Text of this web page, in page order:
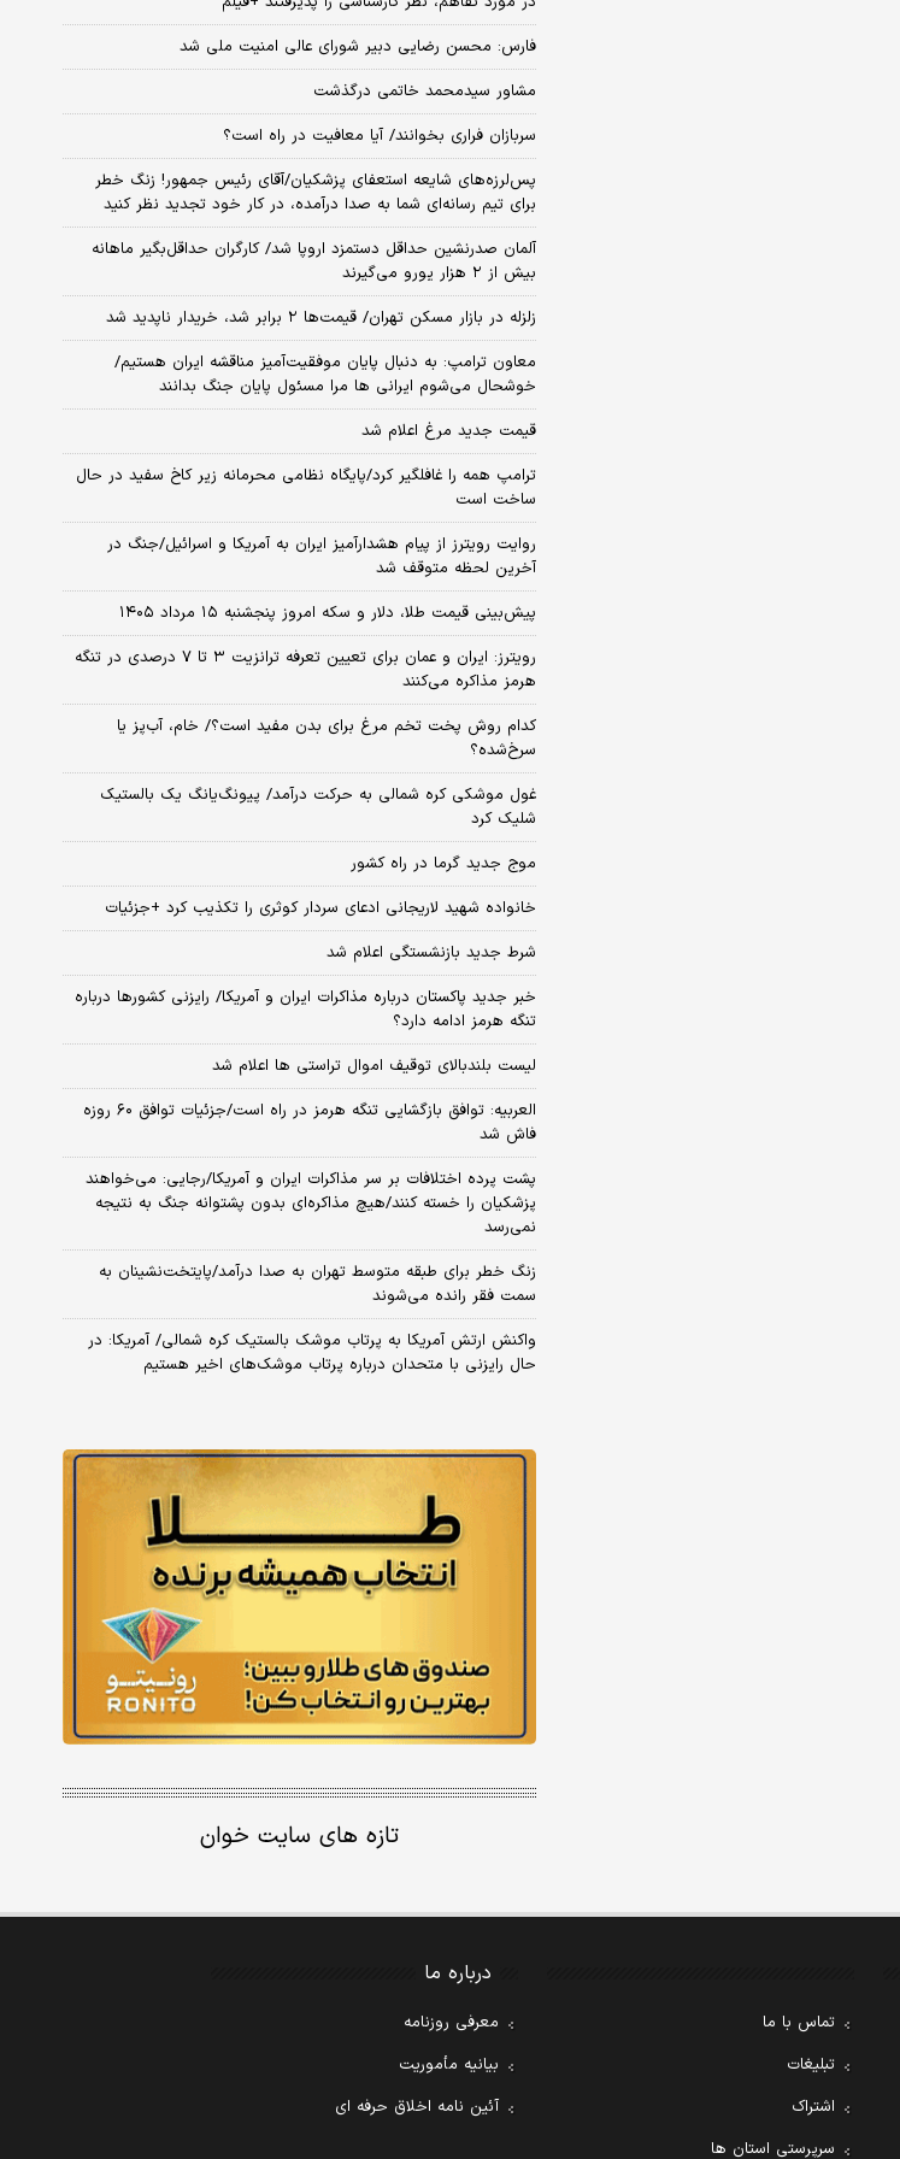
فارس: محسن رضایی دبیر شورای عالی امنیت ملی شد
مشاور سیدمحمد خاتمی درگذشت
سربازان فراری بخوانند/ آیا معافیت در راه است؟
پس‌لرزه‌های شایعه استعفای پزشکیان/آقای رئیس جمهور! زنگ خطر
برای تیم رسانه‌ای شما به صدا درآمده، در کار خود تجدید نظر کنید
آلمان صدرنشین حداقل دستمزد اروپا شد/ کارگران حداقل‌بگیر ماهانه
بیش از ۲ هزار یورو می‌گیرند
زلزله در بازار مسکن تهران/ قیمت‌ها ۲ برابر شد، خریدار ناپدید شد
معاون ترامپ: به دنبال پایان موفقیت‌آمیز مناقشه ایران هستیم/
خوشحال می‌شوم ایرانی ها مرا مسئول پایان جنگ بدانند
قیمت جدید مرغ اعلام شد
ترامپ همه را غافلگیر کرد/پایگاه نظامی محرمانه زیر کاخ سفید در حال
ساخت است
روایت رویترز از پیام هشدارآمیز ایران به آمریکا و اسرائیل/جنگ در
آخرین لحظه متوقف شد
پیش‌بینی قیمت طلا، دلار و سکه امروز پنجشنبه ۱۵ مرداد ۱۴۰۵
رویترز: ایران و عمان برای تعیین تعرفه ترانزیت ۳ تا ۷ درصدی در تنگه
هرمز مذاکره می‌کنند
کدام روش پخت تخم مرغ برای بدن مفید است؟/ خام، آب‌پز یا
سرخ‌شده؟
غول موشکی کره شمالی به حرکت درآمد/ پیونگ‌یانگ یک بالستیک
شلیک کرد
موج جدید گرما در راه کشور
خانواده شهید لاریجانی ادعای سردار کوثری را تکذیب کرد +جزئیات
شرط جدید بازنشستگی اعلام شد
خبر جدید پاکستان درباره مذاکرات ایران و آمریکا/ رایزنی کشورها درباره
تنگه هرمز ادامه دارد؟
لیست بلندبالای توقیف اموال تراستی ها اعلام شد
العربیه: توافق بازگشایی تنگه هرمز در راه است/جزئیات توافق ۶۰ روزه
فاش شد
پشت پرده اختلافات بر سر مذاکرات ایران و آمریکا/رجایی: می‌خواهند
پزشکیان را خسته کنند/هیچ مذاکره‌ای بدون پشتوانه جنگ به نتیجه
نمی‌رسد
زنگ خطر برای طبقه متوسط تهران به صدا درآمد/پایتخت‌نشینان به
سمت فقر رانده می‌شوند
واکنش ارتش آمریکا به پرتاب موشک بالستیک کره شمالی/ آمریکا: در
حال رایزنی با متحدان درباره پرتاب موشک‌های اخیر هستیم
تازه های سایت خوان
تماس با ما
تبلیغات
اشتراک
سرپرستی استان ها
درباره ما
معرفی روزنامه
بیانیه مأموریت
آئین نامه اخلاق حرفه ای